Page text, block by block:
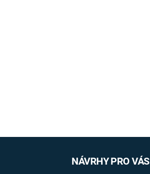
NÁVRHY PRO VÁS